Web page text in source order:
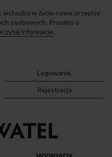
wchodzą w życie nowe przepisy
osobowych. Prosimy o
informacje.
Logowanie.
Rejestracja
strony